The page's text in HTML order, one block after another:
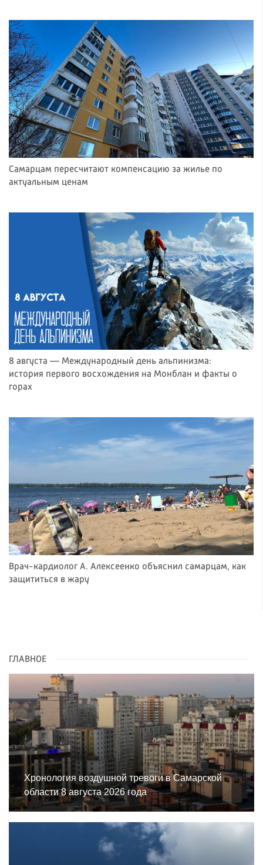
Самарцам пересчитают компенсацию за жилье по
актуальным ценам
8 августа — Международный день альпинизма:
история первого восхождения на Монблан и факты о
горах
Врач-кардиолог А. Алексеенко объяснил самарцам, как
защититься в жару
ГЛАВНОЕ
Хронология воздушной тревоги в Самарской
области 8 августа 2026 года